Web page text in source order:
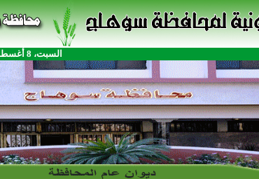
السبت، 8 أغسطس 2026، 3:26:03 م